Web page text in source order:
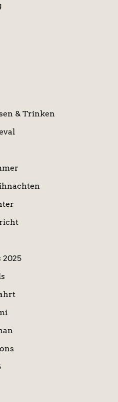
& Trinken
2025